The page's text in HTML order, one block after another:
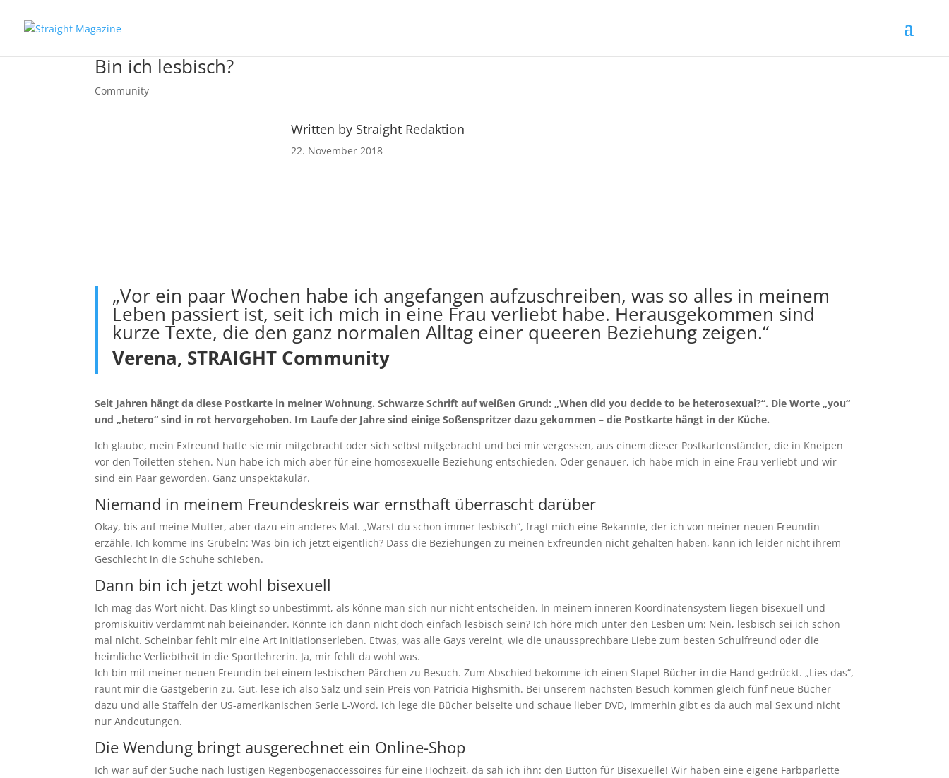
Bin ich lesbisch?
Community
Written by Straight Redaktion
22. November 2018
„Vor ein paar Wochen habe ich angefangen aufzuschreiben, was so alles in meinem
Leben passiert ist, seit ich mich in eine Frau verliebt habe. Herausgekommen sind
kurze Texte, die den ganz normalen Alltag einer queeren Beziehung zeigen.“
Verena, STRAIGHT Community
Seit Jahren hängt da diese Postkarte in meiner Wohnung. Schwarze Schrift auf weißen Grund: „When did you decide to be heterosexual?“. Die Worte „you“
und „hetero“ sind in rot hervorgehoben. Im Laufe der Jahre sind einige Soßenspritzer dazu gekommen – die Postkarte hängt in der Küche.
Ich glaube, mein Exfreund hatte sie mir mitgebracht oder sich selbst mitgebracht und bei mir vergessen, aus einem dieser Postkartenständer, die in Kneipen
vor den Toiletten stehen. Nun habe ich mich aber für eine homosexuelle Beziehung entschieden. Oder genauer, ich habe mich in eine Frau verliebt und wir
sind ein Paar geworden. Ganz unspektakulär.
Niemand in meinem Freundeskreis war ernsthaft überrascht darüber
Okay, bis auf meine Mutter, aber dazu ein anderes Mal. „Warst du schon immer lesbisch“, fragt mich eine Bekannte, der ich von meiner neuen Freundin
erzähle. Ich komme ins Grübeln: Was bin ich jetzt eigentlich? Dass die Beziehungen zu meinen Exfreunden nicht gehalten haben, kann ich leider nicht ihrem
Geschlecht in die Schuhe schieben.
Dann bin ich jetzt wohl bisexuell
Ich mag das Wort nicht. Das klingt so unbestimmt, als könne man sich nur nicht entscheiden. In meinem inneren Koordinatensystem liegen bisexuell und
promiskuitiv verdammt nah beieinander. Könnte ich dann nicht doch einfach lesbisch sein? Ich höre mich unter den Lesben um: Nein, lesbisch sei ich schon
mal nicht. Scheinbar fehlt mir eine Art Initiationserleben. Etwas, was alle Gays vereint, wie die unaussprechbare Liebe zum besten Schulfreund oder die
heimliche Verliebtheit in die Sportlehrerin. Ja, mir fehlt da wohl was.
Ich bin mit meiner neuen Freundin bei einem lesbischen Pärchen zu Besuch. Zum Abschied bekomme ich einen Stapel Bücher in die Hand gedrückt. „Lies das“,
raunt mir die Gastgeberin zu. Gut, lese ich also Salz und sein Preis von Patricia Highsmith. Bei unserem nächsten Besuch kommen gleich fünf neue Bücher
dazu und alle Staffeln der US-amerikanischen Serie L-Word. Ich lege die Bücher beiseite und schaue lieber DVD, immerhin gibt es da auch mal Sex und nicht
nur Andeutungen.
Die Wendung bringt ausgerechnet ein Online-Shop
Ich war auf der Suche nach lustigen Regenbogenaccessoires für eine Hochzeit, da sah ich ihn: den Button für Bisexuelle! Wir haben eine eigene Farbparlette